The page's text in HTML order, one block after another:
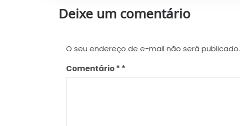
Deixe um comentário
O seu endereço de e-mail não será publicado.
Comentário*